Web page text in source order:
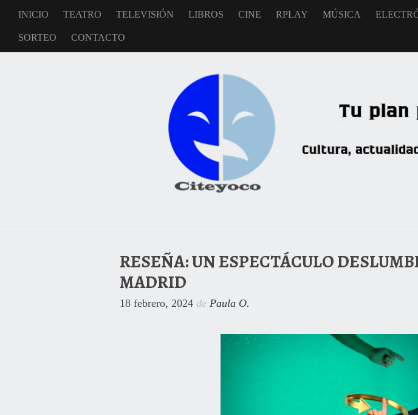
INICIO TEATRO TELEVISIÓN LIBROS CINE RPLAY MÚSICA
SORTEO CONTACTO
RESEÑA: UN ESPECTÁCULO
MADRID
18 febrero, 2024 de Paula O.